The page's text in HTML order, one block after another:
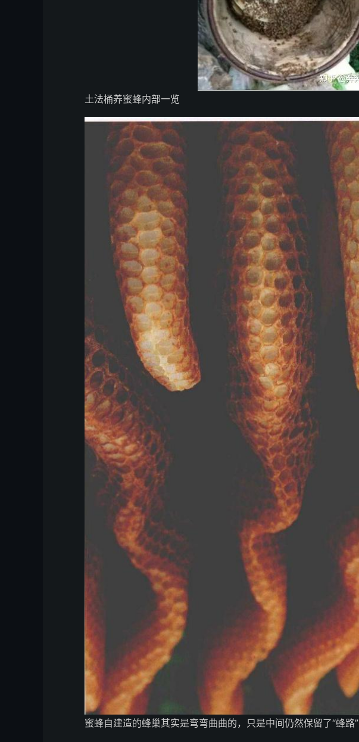
土法桶养蜜蜂内部一览
蜜蜂自建造的蜂巢其实是弯弯曲曲的，只是中间仍然保留了“蜂路”